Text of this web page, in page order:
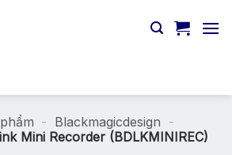
- Blackmagicdesign -
Mini Recorder (BDLKMINIREC)